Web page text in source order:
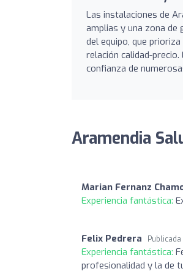
Las instalaciones de
amplias y una zona de
del equipo, que
relación calidad-
confianza de
Aramendia
Marian Fernanz
Experiencia fantástica:
Felix Pedrera Publicada
Experiencia fantástica:
profesionalidad y la de